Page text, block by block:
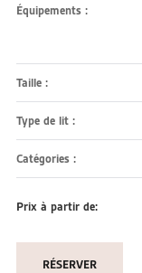
Équipements :
Taille :
Type de lit :
Catégories :
Prix à partir de:
RÉSERVER